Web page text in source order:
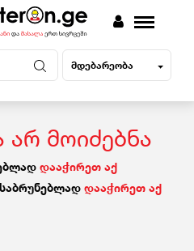
მდებარეობა
არ მოიძებნა
დააჭირეთ აქ
დააჭირეთ აქ